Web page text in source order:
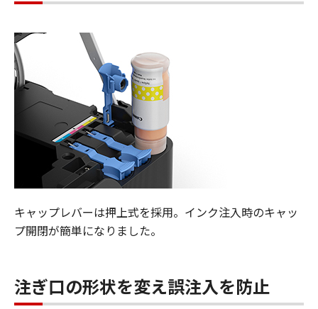
キャップレバーは押上式を採用。インク注入時のキャッ
プ開閉が簡単になりました。
注ぎ口の形状を変え誤注入を防止